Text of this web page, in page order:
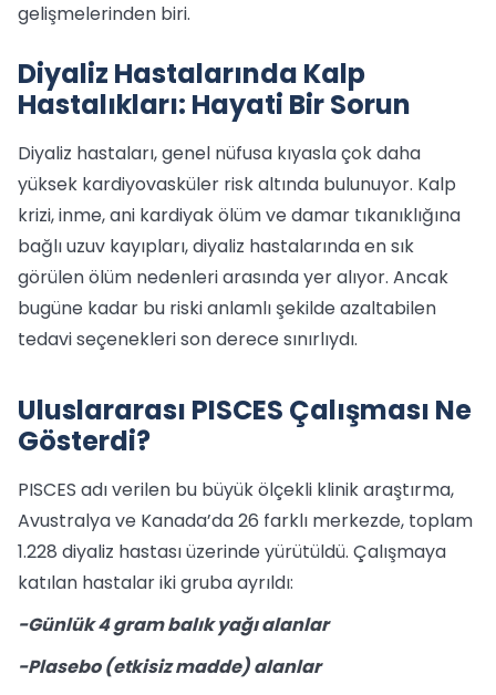
gelişmelerinden biri.
Diyaliz Hastalarında Kalp
Hastalıkları: Hayati Bir Sorun
Diyaliz hastaları, genel nüfusa kıyasla çok daha
yüksek kardiyovasküler risk altında bulunuyor. Kalp
krizi, inme, ani kardiyak ölüm ve damar tıkanıklığına
bağlı uzuv kayıpları, diyaliz hastalarında en sık
görülen ölüm nedenleri arasında yer alıyor. Ancak
bugüne kadar bu riski anlamlı şekilde azaltabilen
tedavi seçenekleri son derece sınırlıydı.
Uluslararası PISCES Çalışması Ne
Gösterdi?
PISCES adı verilen bu büyük ölçekli klinik araştırma,
Avustralya ve Kanada’da 26 farklı merkezde, toplam
1.228 diyaliz hastası üzerinde yürütüldü. Çalışmaya
katılan hastalar iki gruba ayrıldı:
-Günlük 4 gram balık yağı alanlar
-Plasebo (etkisiz madde) alanlar